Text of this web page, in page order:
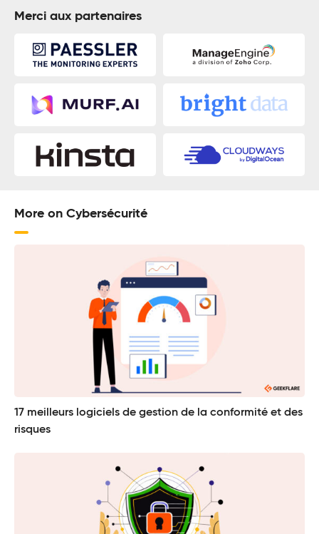
Merci aux partenaires
More on Cybersécurité
17 meilleurs logiciels de gestion de la conformité et des
risques